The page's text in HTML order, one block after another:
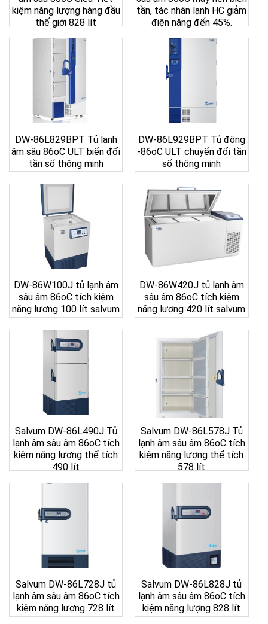
kiệm năng lượng hàng đầu
thế giới 828 lít
tần, tác nhân lạnh HC giảm
điện năng đến 45%.
DW-86L829BPT Tủ lạnh
âm sâu 86oC ULT biển đổi
tần số thông minh
DW-86L929BPT Tủ đông
-86oC ULT chuyển đổi tần
số thông minh
DW-86W100J tủ lạnh âm
sâu âm 86oC tích kiệm
năng lượng 100 lít salvum
DW-86W420J tủ lạnh âm
sâu âm 86oC tích kiệm
năng lượng 420 lít salvum
Salvum DW-86L490J Tủ
lạnh âm sâu âm 86oC tích
kiệm năng lượng thể tích
490 lít
Salvum DW-86L578J Tủ
lạnh âm sâu âm 86oC tích
kiệm năng lượng thể tích
578 lít
Salvum DW-86L728J tủ
lạnh âm sâu âm 86oC tích
kiệm năng lượng 728 lít
Salvum DW-86L828J tủ
lạnh âm sâu âm 86oC tích
kiệm năng lượng 828 lít